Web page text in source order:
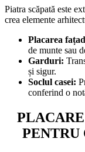
Piatra scăpată este
crea elemente
Placarea
de munte sau
Garduri:
și sigur.
Soclul casei:
conferind o
PENTRU